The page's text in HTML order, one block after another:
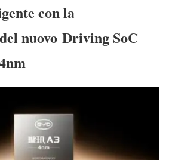
con la
nuovo Driving SoC